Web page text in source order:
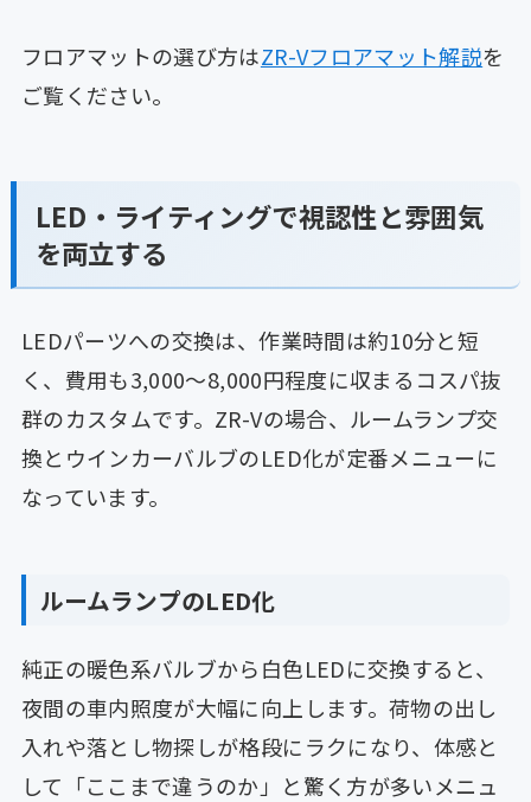
フロアマットの選び方はZR-Vフロアマット解説を
ご覧ください。
LED・ライティングで視認性と雰囲気
を両立する
LEDパーツへの交換は、作業時間は約10分と短
く、費用も3,000〜8,000円程度に収まるコスパ抜
群のカスタムです。ZR-Vの場合、ルームランプ交
換とウインカーバルブのLED化が定番メニューに
なっています。
ルームランプのLED化
純正の暖色系バルブから白色LEDに交換すると、
夜間の車内照度が大幅に向上します。荷物の出し
入れや落とし物探しが格段にラクになり、体感と
して「ここまで違うのか」と驚く方が多いメニュ